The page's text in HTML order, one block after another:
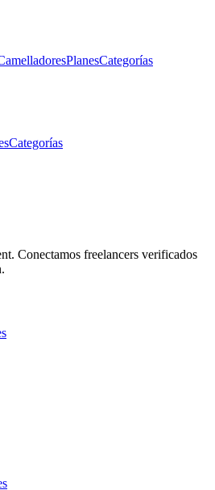
PlanesCategorías
Categorías
Conectamos freelancers verificados